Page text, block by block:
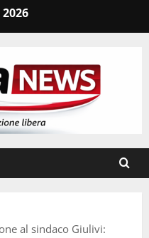
al sindaco Giulivi: